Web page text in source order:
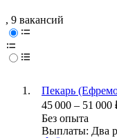
, 9 вакансий
Пекарь
45 000 – 51 000
Без опыта
Выплаты: Два